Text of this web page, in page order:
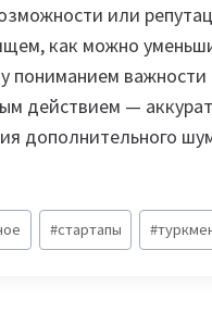
или
как можно
пониманием важности
действием —
дополнительного
#стартапы #